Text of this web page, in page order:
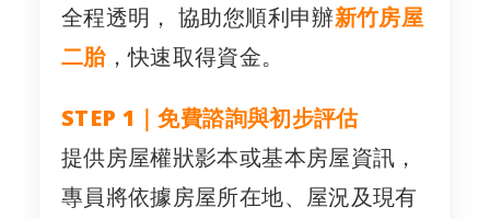
全程透明， 協助您順利申辦新竹房屋
二胎，快速取得資金。
STEP 1｜免費諮詢與初步評估
提供房屋權狀影本或基本房屋資訊，
專員將依據房屋所在地、屋況及現有